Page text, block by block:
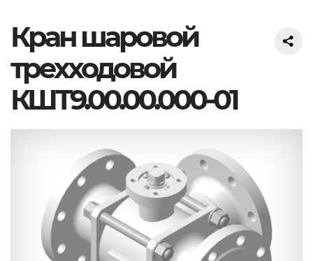
Кран шаровой
трехходовой
КШТ9.00.00.000-01